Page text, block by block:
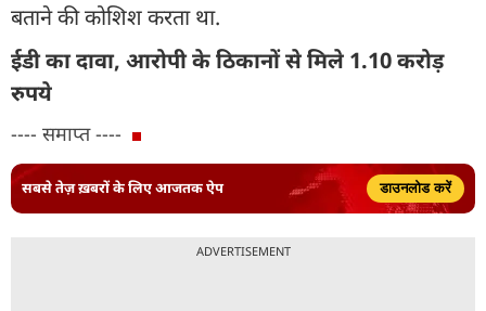
बताने की कोशिश करता था.
ईडी का दावा, आरोपी के ठिकानों से मिले 1.10 करोड़
रुपये
---- समाप्त ----
सबसे तेज़ ख़बरों के लिए आजतक ऐप डाउनलोड करें
ADVERTISEMENT